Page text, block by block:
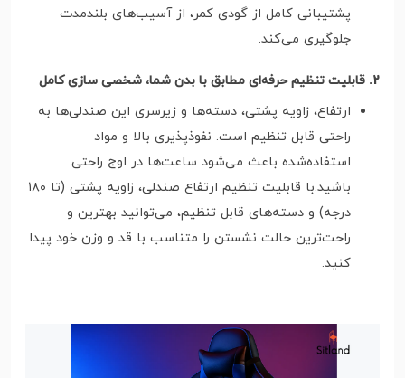
پشتیبانی کامل از گودی کمر، از آسیب‌های بلندمدت
جلوگیری می‌کند.
2. قابلیت تنظیم حرفه‌ای مطابق با بدن شما، شخصی سازی کامل
ارتفاع، زاویه پشتی، دسته‌ها و زیرسری این صندلی‌ها به
راحتی قابل تنظیم است. نفوذپذیری بالا و مواد
استفاده‌شده باعث می‌شود ساعت‌ها در اوج راحتی
باشید.با قابلیت تنظیم ارتفاع صندلی، زاویه پشتی (تا ۱۸۰
درجه) و دسته‌های قابل تنظیم، می‌توانید بهترین و
راحت‌ترین حالت نشستن را متناسب با قد و وزن خود پیدا
کنید.